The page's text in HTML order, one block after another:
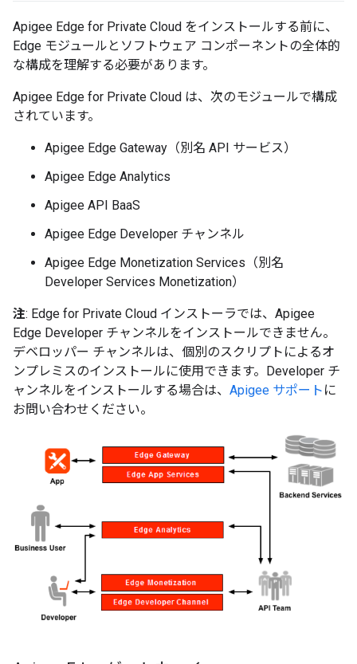
Apigee Edge for Private Cloud をインストールする前に、
Edge モジュールとソフトウェア コンポーネントの全体的
な構成を理解する必要があります。
Apigee Edge for Private Cloud は、次のモジュールで構成
されています。
Apigee Edge Gateway（別名 API サービス）
Apigee Edge Analytics
Apigee API BaaS
Apigee Edge Developer チャンネル
Apigee Edge Monetization Services（別名
Developer Services Monetization）
注: Edge for Private Cloud インストーラでは、Apigee
Edge Developer チャンネルをインストールできません。
デベロッパー チャンネルは、個別のスクリプトによるオ
ンプレミスのインストールに使用できます。Developer チ
ャンネルをインストールする場合は、 Apigee サポート に
お問い合わせください。